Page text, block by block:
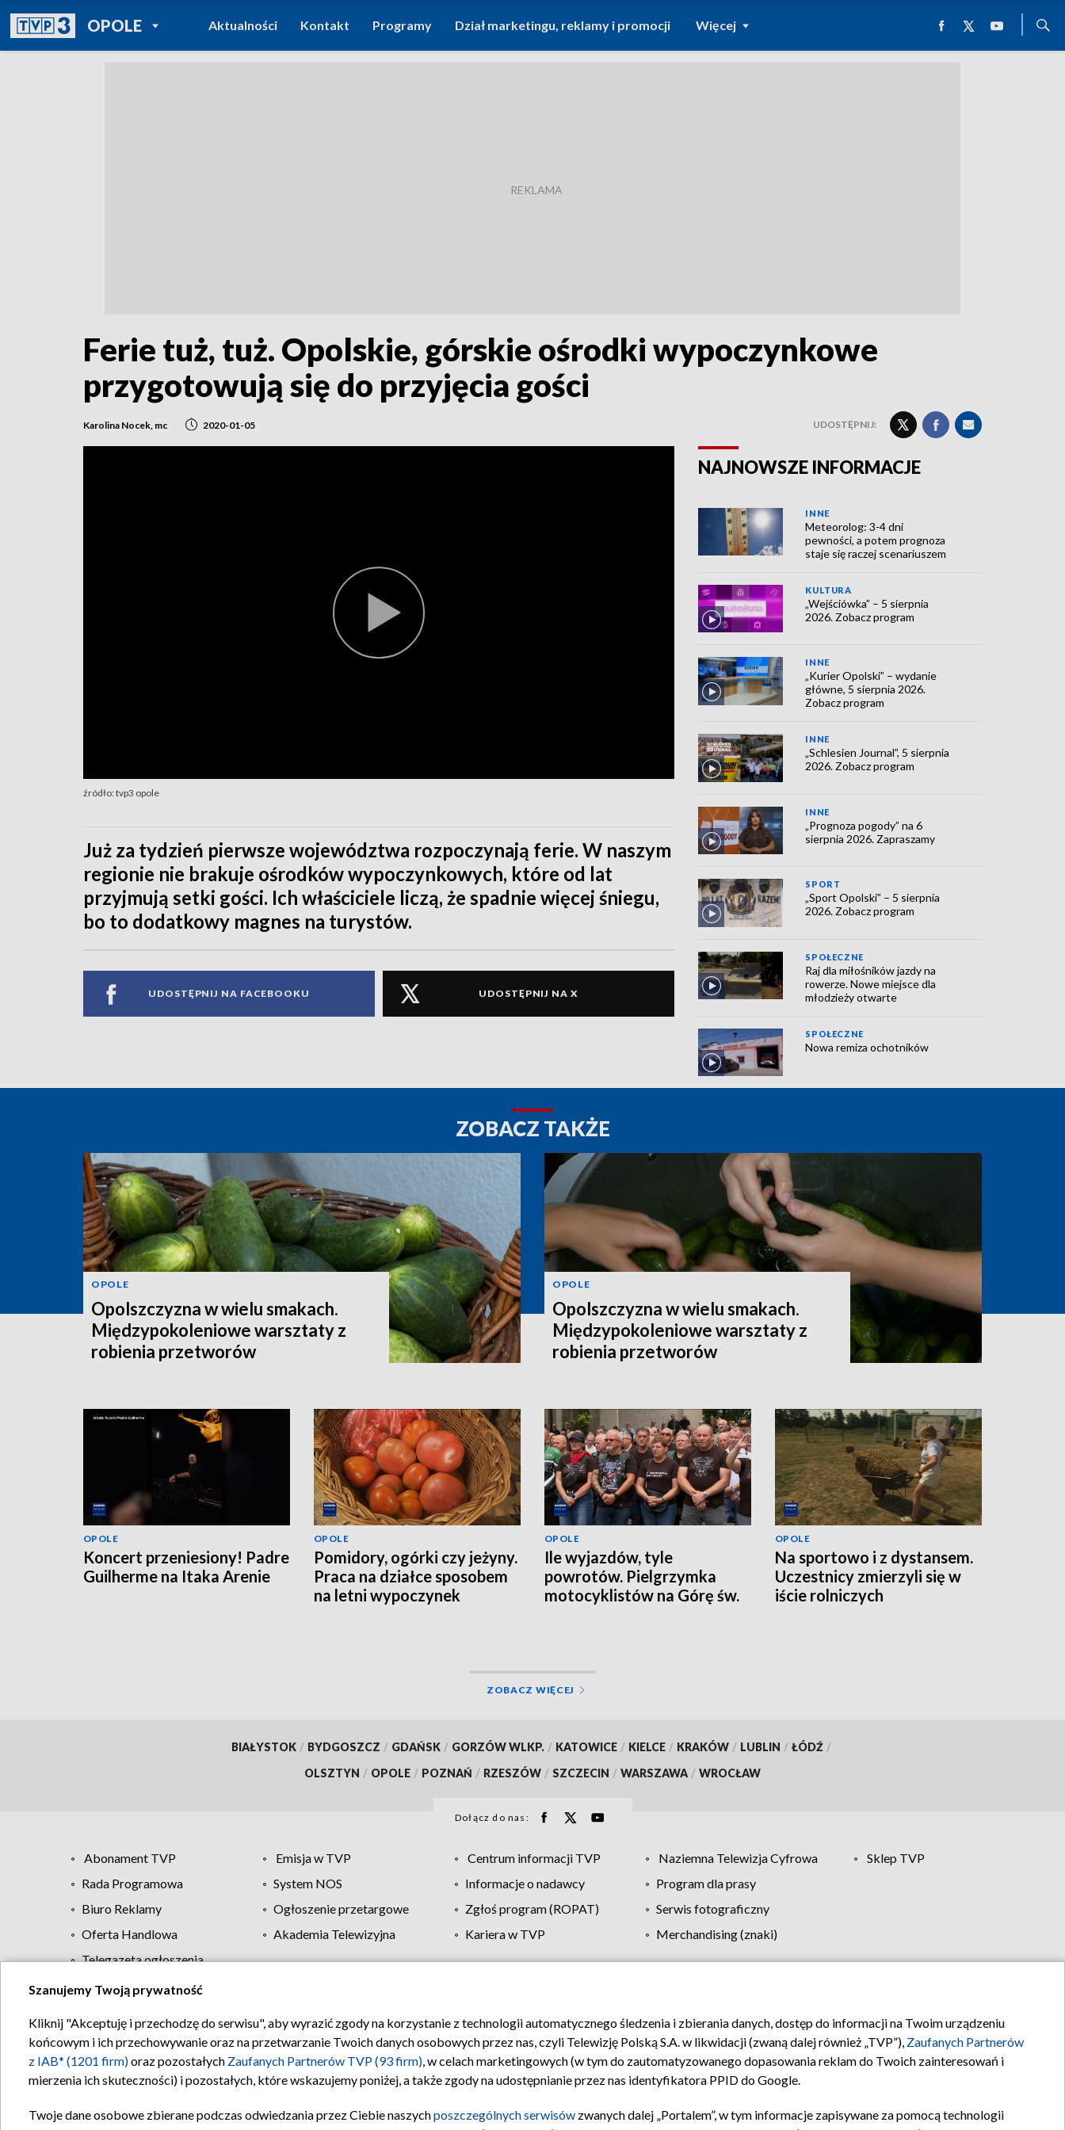
OPOLEPOWRÓT DO
TVP REGIONY
Aktualności Kontakt Programy Dział marketingu, reklamy i promocji Więcej
Ferie tuż, tuż. Opolskie, górskie ośrodki wypoczynkowe
przygotowują się do przyjęcia gości
Karolina Nocek, mc 2020-01-05 UDOSTĘPNIJ:
źródło: tvp3 opole
Już za tydzień pierwsze województwa rozpoczynają ferie. W naszym
regionie nie brakuje ośrodków wypoczynkowych, które od lat
przyjmują setki gości. Ich właściciele liczą, że spadnie więcej śniegu,
bo to dodatkowy magnes na turystów.
UDOSTĘPNIJ NA FACEBOOKU UDOSTĘPNIJ NA X
NAJNOWSZE INFORMACJE
INNE
Meteorolog: 3-4 dni
pewności, a potem prognoza
staje się raczej scenariuszem
KULTURA
„Wejściówka” – 5 sierpnia
2026. Zobacz program
INNE
„Kurier Opolski” – wydanie
główne, 5 sierpnia 2026.
Zobacz program
INNE
„Schlesien Journal”, 5 sierpnia
2026. Zobacz program
INNE
„Prognoza pogody” na 6
sierpnia 2026. Zapraszamy
SPORT
„Sport Opolski” – 5 sierpnia
2026. Zobacz program
SPOŁECZNE
Raj dla miłośników jazdy na
rowerze. Nowe miejsce dla
młodzieży otwarte
SPOŁECZNE
Nowa remiza ochotników
ZOBACZ TAKŻE
OPOLE
Opolszczyzna w wielu smakach.
Międzypokoleniowe warsztaty z
robienia przetworów
OPOLE
Opolszczyzna w wielu smakach.
Międzypokoleniowe warsztaty z
robienia przetworów
OPOLE
Koncert przeniesiony! Padre
Guilherme na Itaka Arenie
OPOLE
Pomidory, ogórki czy jeżyny.
Praca na działce sposobem
na letni wypoczynek
OPOLE
Ile wyjazdów, tyle
powrotów. Pielgrzymka
motocyklistów na Górę św.
OPOLE
Na sportowo i z dystansem.
Uczestnicy zmierzyli się w
iście rolniczych
ZOBACZ WIĘCEJ
BIAŁYSTOK / BYDGOSZCZ / GDAŃSK / GORZÓW WLKP. / KATOWICE / KIELCE / KRAKÓW / LUBLIN / ŁÓDŹ /
OLSZTYN / OPOLE / POZNAŃ / RZESZÓW / SZCZECIN / WARSZAWA / WROCŁAW
Dołącz do nas:
Abonament TVP Emisja w TVP Centrum informacji TVP Naziemna Telewizja Cyfrowa
Sklep TVP
Rada Programowa
System NOS Informacje o nadawcy
Program dla prasy
Biuro Reklamy
Ogłoszenie przetargowe Zgłoś program (ROPAT)
Serwis fotograficzny
Oferta Handlowa
Akademia Telewizyjna Kariera w TVP
Merchandising (znaki)
Telegazeta ogłoszenia
Regulamin TVP Polityka prywatności Moje zgody Pomoc Biuro reklamy Kontakt
Szanujemy Twoją prywatność
Kliknij "Akceptuję i przechodzę do serwisu", aby wyrazić zgody na korzystanie z technologii automatycznego śledzenia i zbierania danych, dostęp do informacji na Twoim urządzeniu
końcowym i ich przechowywanie oraz na przetwarzanie Twoich danych osobowych przez nas, czyli Telewizję Polską S.A. w likwidacji (zwaną dalej również „TVP”), Zaufanych Partnerów
z IAB* (1201 firm)oraz pozostałych Zaufanych Partnerów TVP (93 firm), w celach marketingowych (w tym do zautomatyzowanego dopasowania reklam do Twoich zainteresowań i
mierzenia ich skuteczności) i pozostałych, które wskazujemy poniżej, a także zgody na udostępnianie przez nas identyfikatora PPID do Google.
Twoje dane osobowe zbierane podczas odwiedzania przez Ciebie naszychposzczególnych serwisów zwanych dalej „Portalem”, w tym informacje zapisywane za pomocą technologii